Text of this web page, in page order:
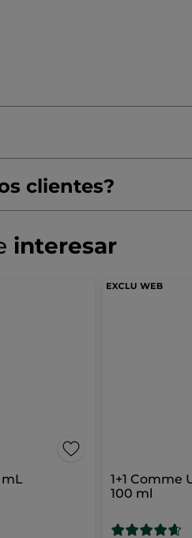
BETAINE
clientes?
interesar
1+1 Comme
100 ml